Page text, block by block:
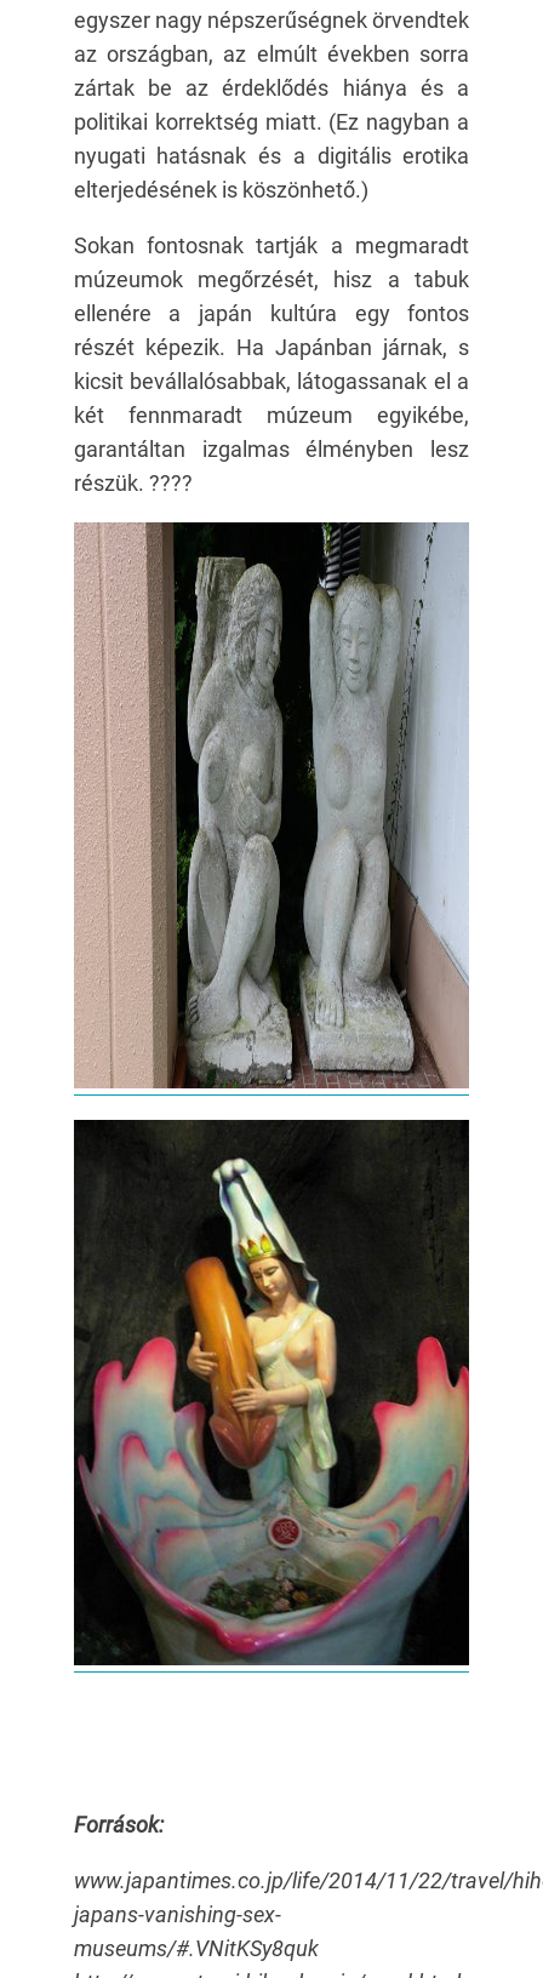
egyszer nagy népszerűségnek örvendtek
az országban, az elmúlt években sorra
zártak be az érdeklődés hiánya és a
politikai korrektség miatt. (Ez nagyban a
nyugati hatásnak és a digitális erotika
elterjedésének is köszönhető.)
Sokan fontosnak tartják a megmaradt
múzeumok megőrzését, hisz a tabuk
ellenére a japán kultúra egy fontos
részét képezik. Ha Japánban járnak, s
kicsit bevállalósabbak, látogassanak el a
két fennmaradt múzeum egyikébe,
garantáltan izgalmas élményben lesz
részük. ????
Források:
www.japantimes.co.jp/life/2014/11/22/travel/
japans-vanishing-sex-
museums/#.VNitKSy8quk